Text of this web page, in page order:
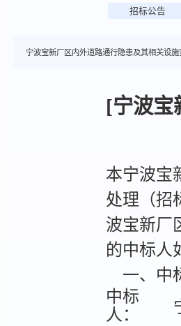
招标公告
宁波宝新厂区内外道路通行隐患及其相关设
[宁波宝
本宁波宝
处理（招
波宝新厂
的中标人
一、中
中标
人：